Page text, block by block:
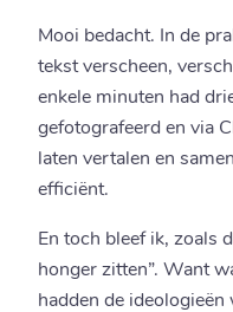
Mooi bedacht. In de
tekst verscheen,
enkele minuten had
gefotografeerd en via
laten vertalen en
efficiënt.
En toch bleef ik, zoals
honger zitten”. Want
hadden de